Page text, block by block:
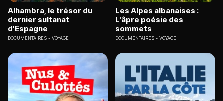
Alhambra, le trésor du
dernier sultanat
d'Espagne
DOCUMENTAIRES VOYAGE
Les Alpes albanaises :
L'âpre poésie des
sommets
DOCUMENTAIRES VOYAGE